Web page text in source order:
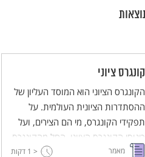
קונגרס ציוני
הקונגרס הציוני הוא המוסד העליון של
ההסתדרות הציונית העולמית. על
תפקידי הקונגרס, מי הם הצירים, ועל
כינוסי הקונגרס הציוני, החל מהקונגרס
הראשון (1897) ועד לקונגרס ה- 29
מאמר < 1 דקות